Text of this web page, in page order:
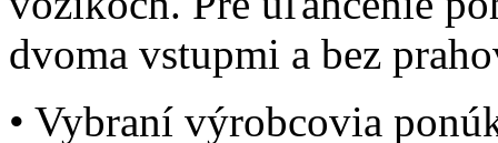
dvoma vstupmi a bez
• Vybraní výrobcovia